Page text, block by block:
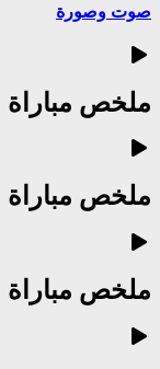
صوت وصورة
ملخص مباراة
ملخص مباراة
ملخص مباراة